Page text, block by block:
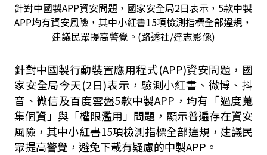
針對中國製APP資安問題，國家安全局2日表示，5款中製
APP均有資安風險，其中小紅書15項檢測指標全部違規，
建議民眾提高警覺。(路透社/達志影像)
針對中國製行動裝置應用程式(APP)資安問題，國
家安全局今天(2日)表示，驗測小紅書、微博、抖
音、微信及百度雲盤5款中製APP ，均有「過度蒐
集個資」與「權限濫用」問題，顯示普遍存在資安
風險，其中小紅書15項檢測指標全部違規，建議民
眾提高警覺，避免下載有疑慮的中製APP 。